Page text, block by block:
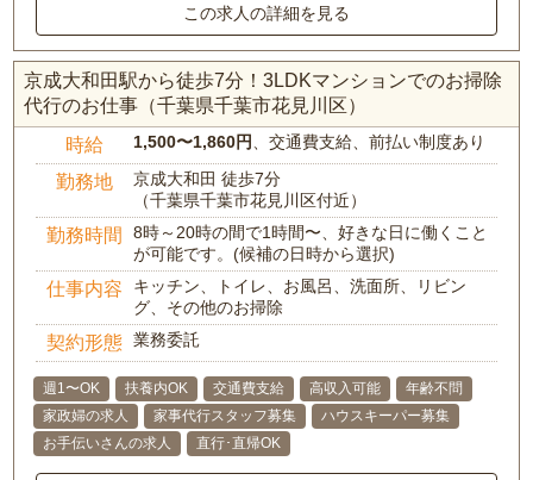
この求人の詳細を見る
京成大和田駅から徒歩7分！3LDKマンションでのお掃除
代行のお仕事（千葉県千葉市花見川区）
時給 1,500〜1,860円、交通費支給、前払い制度あり
勤務地
京成大和田 徒歩7分
（千葉県千葉市花見川区付近）
勤務時間
8時～20時の間で1時間〜、好きな日に働くこと
が可能です。(候補の日時から選択)
仕事内容
キッチン、トイレ、お風呂、洗面所、リビン
グ、その他のお掃除
契約形態 業務委託
週1〜OK 扶養内OK 交通費支給 高収入可能
年齢不問
家政婦の求人
家事代行スタッフ募集
ハウスキーパー募集
お手伝いさんの求人
直行･直帰OK